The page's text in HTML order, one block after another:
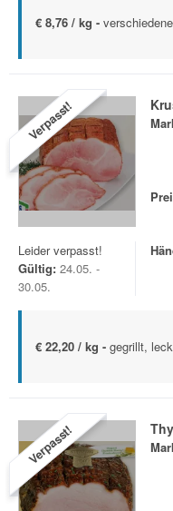
€ 8,76 / kg -
Verpasst!
Leider verpasst!
Gültig: 24.05. -
30.05.
€ 22,20 / kg - gegrillt,
Verpasst!